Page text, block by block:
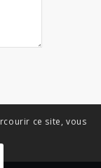
ce site, vous